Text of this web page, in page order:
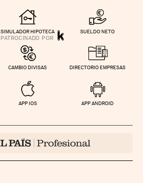
SIMULADOR HIPOTECA SUELDO NETO
CAMBIO DIVISAS DIRECTORIO EMPRESAS
APP IOS APP ANDROID